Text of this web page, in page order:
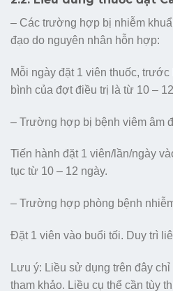
– Các trường hợp bị nhiễm
đạo do nguyên nhân hỗn hợp:
Mỗi ngày đặt 1 viên thuốc,
bình của đợt điều trị là từ 10 –
– Trường hợp bị bệnh viêm âm
Tiến hành đặt 1 viên/lần/ngày
tục từ 10 – 12 ngày.
– Trường hợp phòng bệnh
Đặt 1 viên vào buổi tối. Duy trì
Lưu ý: Liều sử dụng trên đây
tham khảo. Liều cụ thể cần tùy